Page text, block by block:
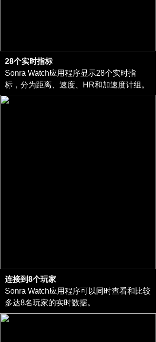
28个实时指标
Sonra Watch应用程序显示28个实时指
标，分为距离、速度、HR和加速度计组。
连接到8个玩家
Sonra Watch应用程序可以同时查看和比较
多达8名玩家的实时数据。